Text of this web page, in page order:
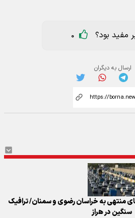
مفید بود؟ 0
ارسال به دیگران
منتهی به خراسان رضوی و سمنان/ ترافیک
سنگین در هراز